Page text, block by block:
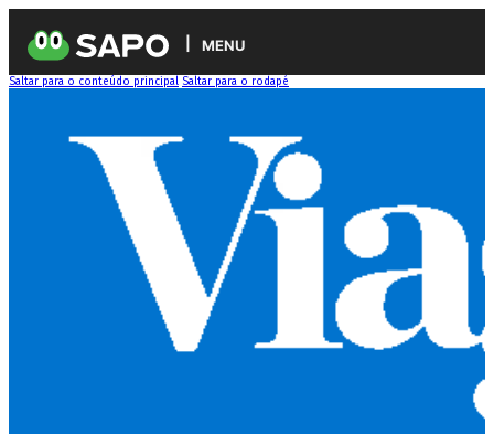
MENU
Saltar para o conteúdo principal Saltar para o rodapé